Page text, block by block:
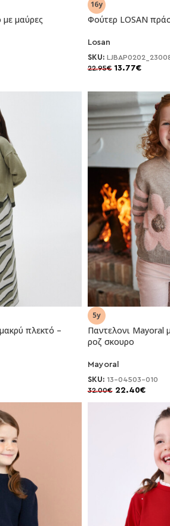
μαύρες
-40%
Φούτερ LOSAN
Losan
SKU:
22.95€ 13.77€
πλεκτό –
Παντελονι Mayoral
ροζ σκουρο
Mayoral
SKU: 13-04503-010
32.00€ 22.40€